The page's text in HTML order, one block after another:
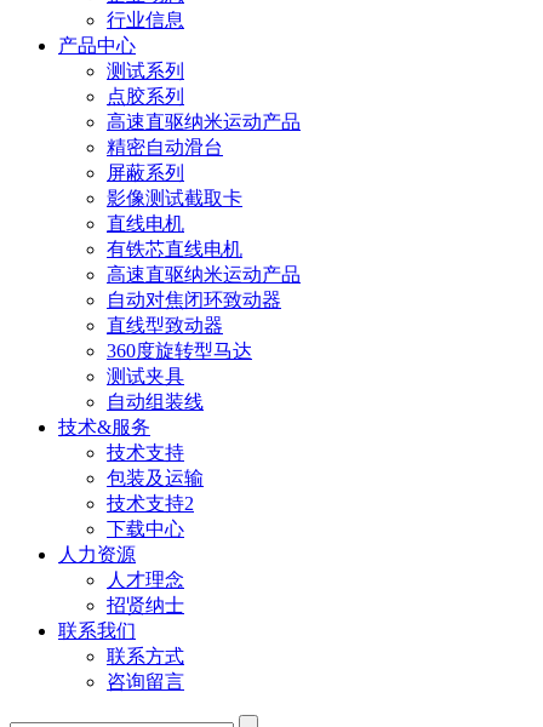
行业信息
产品中心
测试系列
点胶系列
高速直驱纳米运动产品
精密自动滑台
屏蔽系列
影像测试截取卡
直线电机
有铁芯直线电机
高速直驱纳米运动产品
自动对焦闭环致动器
直线型致动器
360度旋转型马达
测试夹具
自动组装线
技术&服务
技术支持
包装及运输
技术支持2
下载中心
人力资源
人才理念
招贤纳士
联系我们
联系方式
咨询留言